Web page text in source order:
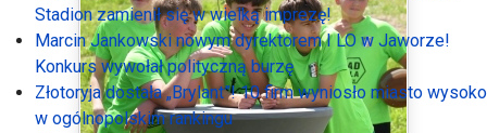
Stadion zamienił się w wielką imprezę!
Marcin Jankowski nowym dyrektorem I LO w Jaworze!
Konkurs wywołał polityczną burzę
Złotoryja dostała „Brylant”! 10 firm wyniosło miasto wysoko
w ogólnopolskim rankingu